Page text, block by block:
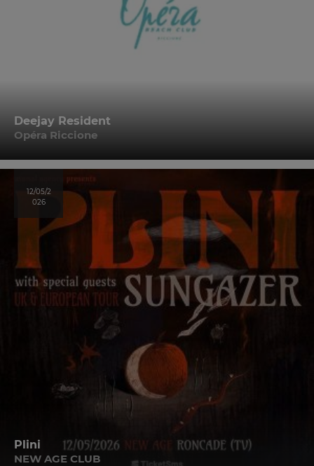
Deejay Resident
Opéra Riccione
12/05/2
026
Plini
NEW AGE CLUB